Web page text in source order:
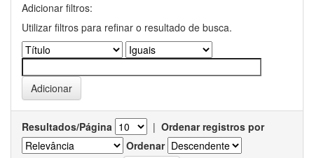
Adicionar filtros:
Utilizar filtros para refinar o resultado de busca.
Resultados/Página | Ordenar registros por
Ordenar